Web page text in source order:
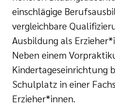
und Kinderschutz
der cts
eines
einschlägige
vergleichbare
Ausbildung als
Neben einem
Kindertageseinrichtung
Schulplatz in einer
Erzieher*innen.